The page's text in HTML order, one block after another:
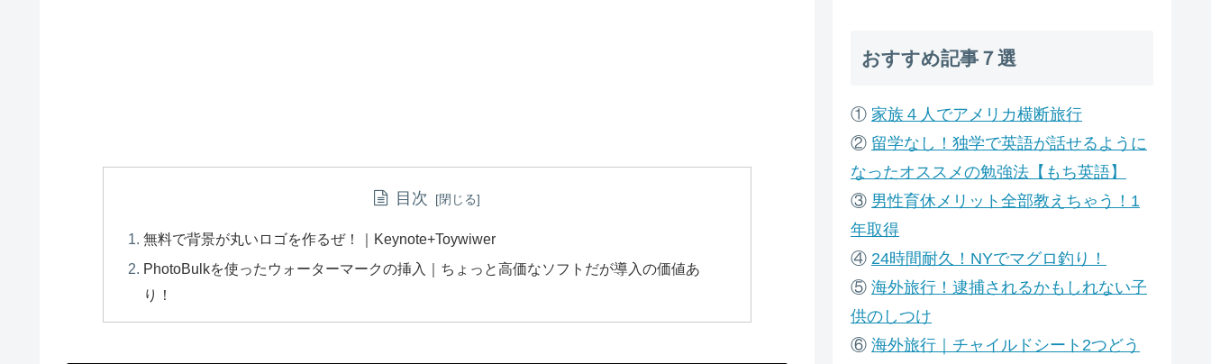
目次
無料で背景が丸いロゴを作るぜ！｜Keynote+Toywiwer
PhotoBulkを使ったウォーターマークの挿入｜ちょっと高価なソフトだが導入の価値あ
り！
おすすめ記事７選
① 家族４人でアメリカ横断旅行
② 留学なし！独学で英語が話せるように
なったオススメの勉強法【もち英語】
③ 男性育休メリット全部教えちゃう！1
年取得
④ 24時間耐久！NYでマグロ釣り！
⑤ 海外旅行！逮捕されるかもしれない子
供のしつけ
⑥ 海外旅行｜チャイルドシート2つどう